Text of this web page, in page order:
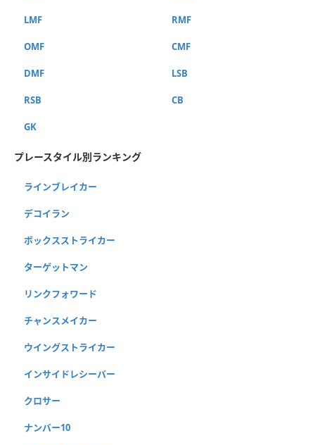
LMF RMF
OMF CMF
DMF LSB
RSB CB
GK
プレースタイル別ランキング
ラインブレイカー
デコイラン
ボックスストライカー
ターゲットマン
リンクフォワード
チャンスメイカー
ウイングストライカー
インサイドレシーバー
クロサー
ナンバー10